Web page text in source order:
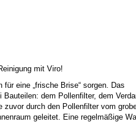
mit Viro!
eine „frische Brise“ sorgen. Das
dem Pollenfilter, dem
durch den Pollenfilter vom
geleitet. Eine regelmäßige